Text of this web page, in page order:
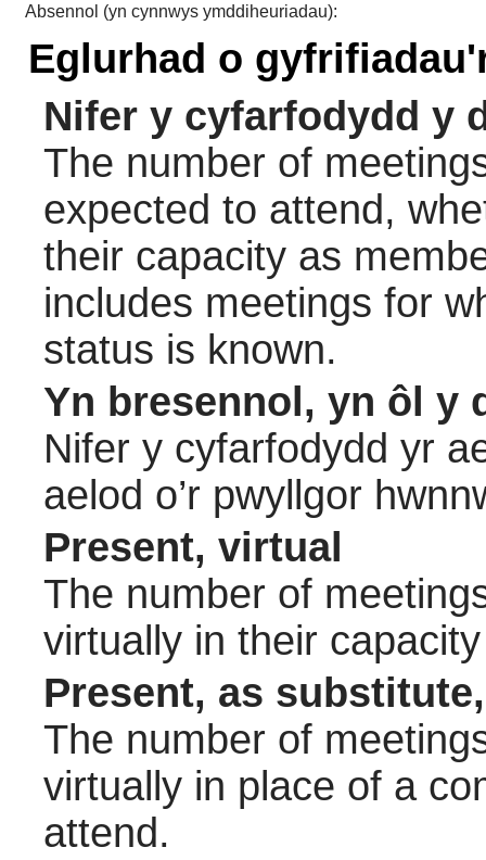
Absennol (yn cynnwys ymddiheuriadau):
Eglurhad o
Nifer y cyfarfodydd y
The number of
expected to attend,
their capacity as
includes meetings for
status is known.
Yn bresennol, yn ôl y
Nifer y cyfarfodydd yr
aelod o’r pwyllgor
Present, virtual
The number of
virtually in their
Present, as
The number of
virtually in place of a
attend.